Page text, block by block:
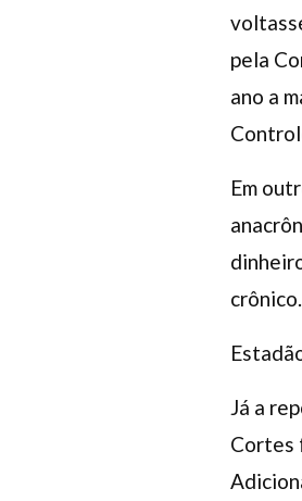
pela
ano a
Em
Já a
Cortes